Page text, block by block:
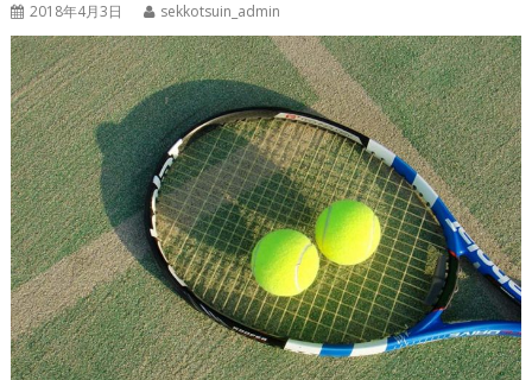
2018年4月3日 sekkotsuin_admin